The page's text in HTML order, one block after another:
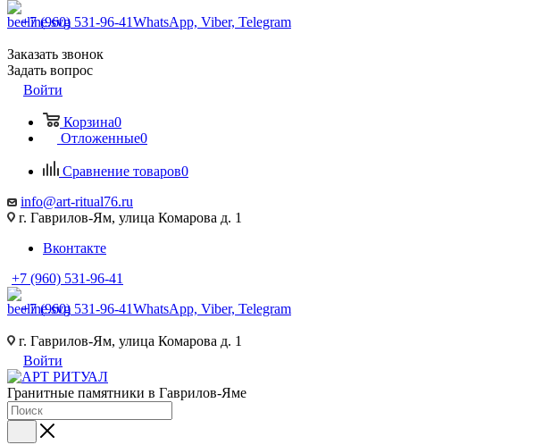
+7 (960) 531-96-41WhatsApp, Viber, Telegram
Заказать звонок
Задать вопрос
Войти
Корзина0
Отложенные0
Сравнение товаров0
info@art-ritual76.ru
г. Гаврилов-Ям, улица Комарова д. 1
Вконтакте
+7 (960) 531-96-41
+7 (960) 531-96-41WhatsApp, Viber, Telegram
г. Гаврилов-Ям, улица Комарова д. 1
Войти
Гранитные памятники в Гаврилов-Яме